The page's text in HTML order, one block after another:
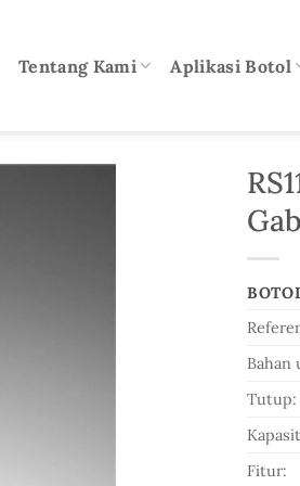
Tentang Kami Aplikasi Botol
Bahan
Tutup:
Fitur: